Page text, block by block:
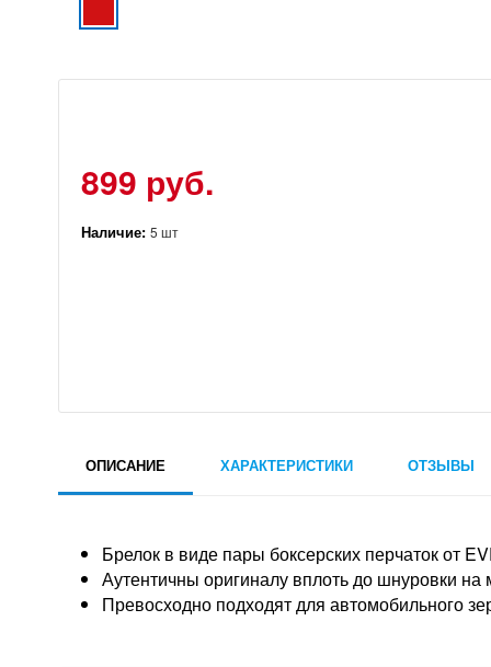
899 руб.
Наличие: 5 шт
ОПИСАНИЕ ХАРАКТЕРИСТИКИ ОТЗЫВЫ
Брелок в виде пары боксерских перчаток от
Аутентичны оригиналу вплоть до шнуровки
Превосходно подходят для автомобильного